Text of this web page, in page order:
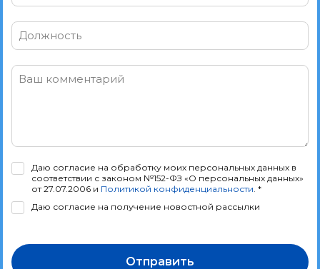
Должность
Ваш комментарий
Даю согласие на обработку моих персональных данных в
соответствии с законом №152-ФЗ «О персональных данных»
от 27.07.2006 и Политикой конфиденциальности . *
Даю согласие на получение новостной рассылки
Отправить